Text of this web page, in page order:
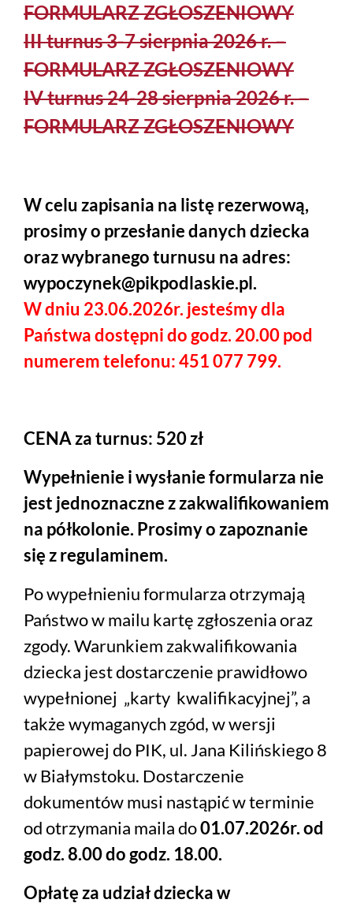
FORMULARZ ZGŁOSZENIOWY
III turnus 3-7 sierpnia 2026 r. –
FORMULARZ ZGŁOSZENIOWY
IV turnus 24-28 sierpnia 2026 r. –
FORMULARZ ZGŁOSZENIOWY
W celu zapisania na listę rezerwową,
prosimy o przesłanie danych dziecka
oraz wybranego turnusu na adres:
wypoczynek@pikpodlaskie.pl.
W dniu 23.06.2026r. jesteśmy dla
Państwa dostępni do godz. 20.00 pod
numerem telefonu: 451 077 799.
CENA za turnus: 520 zł
Wypełnienie i wysłanie formularza nie
jest jednoznaczne z zakwalifikowaniem
na półkolonie. Prosimy o zapoznanie
się z regulaminem.
Po wypełnieniu formularza otrzymają
Państwo w mailu kartę zgłoszenia oraz
zgody. Warunkiem zakwalifikowania
dziecka jest dostarczenie prawidłowo
wypełnionej „karty kwalifikacyjnej”, a
także wymaganych zgód, w wersji
papierowej do PIK, ul. Jana Kilińskiego 8
w Białymstoku. Dostarczenie
dokumentów musi nastąpić w terminie
od otrzymania maila do01.07.2026r. od
godz. 8.00 do godz. 18.00.
Opłatęza udział dziecka w